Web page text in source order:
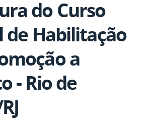
do Curso
de Habilitação
a
- Rio de